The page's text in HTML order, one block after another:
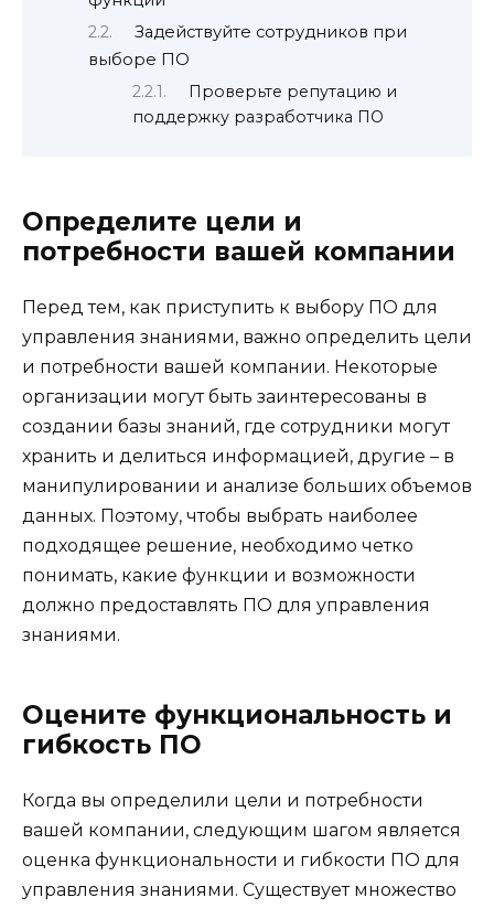
Задействуйте сотрудников при
выборе ПО
Проверьте репутацию и
поддержку разработчика ПО
Определите цели и
потребности вашей компании
Перед тем, как приступить к выбору ПО для
управления знаниями, важно определить цели
и потребности вашей компании. Некоторые
организации могут быть заинтересованы в
создании базы знаний, где сотрудники могут
хранить и делиться информацией, другие – в
манипулировании и анализе больших объемов
данных. Поэтому, чтобы выбрать наиболее
подходящее решение, необходимо четко
понимать, какие функции и возможности
должно предоставлять ПО для управления
знаниями.
Оцените функциональность и
гибкость ПО
Когда вы определили цели и потребности
вашей компании, следующим шагом является
оценка функциональности и гибкости ПО для
управления знаниями. Существует множество